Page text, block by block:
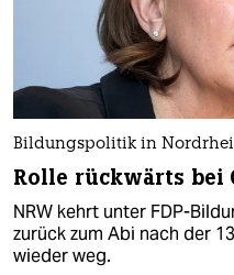
Bildungspolitik in
Rolle rückwärts bei
NRW kehrt unter FDP-
zurück zum Abi nach der
wieder weg.